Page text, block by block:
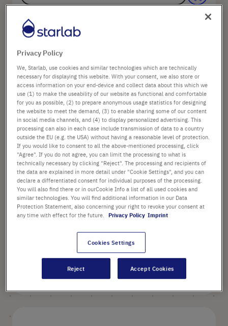
1.000 µl XL graduiert TipOne® Filter
Pipettenspitze, Natur(steril)
Optionen verfügbar
Volumen: 1000 µl
Farbe: Natur
Preis ist der Listenpreis. [*zzgl. MwSt. und Versandkosten]
Konfigurieren
Privacy Policy
We, Starlab, use cookies and similar technologies which are technically
necessary for displaying this website. With your consent, we also store or
access information on your end-device and collect data about this which we
use (1) to make the useability of our website as functional and comfortable
for you as possible, (2) to prepare anonymous usage statistics for designing
the website to meet the demand, (3) to enable sharing some of our content
in social media channels, and (4) to display personalized advertising. This
processing can also in each case include transmission of data to a country
outside the EU (e.g. the USA) without having a reasonable level of protection.
If you would like to consent to all the above-mentioned processing, click
"Agree". If you do not agree, you can limit the processing to what is
technically necessary by clicking "Reject". The processing and recipients of
the data are explained in more detail under "Cookie Settings", and you can
declare a differentiated consent for individual purposes of the processing.
You will also find there or in ourCookie Info a list of all used cookies and
similar technologies. You will find additional information in our Data
Protection Statement, also concerning your right to revoke your consent at
any time with effect for the future.
Privacy Policy Imprint
Cookies Settings
Reject Accept Cookies